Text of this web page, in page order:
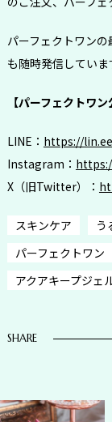
パーフェクトワン
も随時発信していま
【パーフェクトワ
LINE： https://
Instagram：
X（旧Twitter）：
スキンケア う
パーフェクトワン
アクアキープジェ
SHARE